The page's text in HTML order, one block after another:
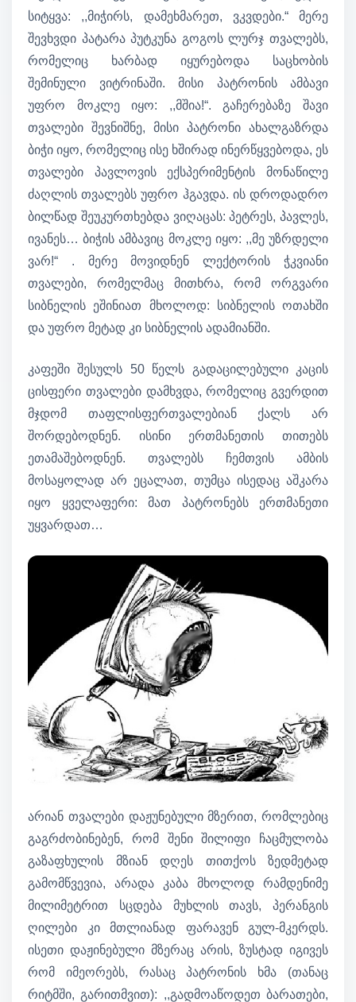
სიტყვა: ,,მიჭირს, დამეხმარეთ, ვკვდები.“ მერე
შევხვდი პატარა პუტკუნა გოგოს ლურჯ თვალებს,
რომელიც ხარბად იყურებოდა საცხობის
შემინული ვიტრინაში. მისი პატრონის ამბავი
უფრო მოკლე იყო: ,,მშია!“. გაჩერებაზე შავი
თვალები შევნიშნე, მისი პატრონი ახალგაზრდა
ბიჭი იყო, რომელიც ისე ხშირად ინერწყვებოდა, ეს
თვალები პავლოვის ექსპერიმენტის მონაწილე
ძაღლის თვალებს უფრო ჰგავდა. ის დროდადრო
ბილწად შეუკურთხებდა ვიღაცას: პეტრეს, პავლეს,
ივანეს… ბიჭის ამბავიც მოკლე იყო: ,,მე უზრდელი
ვარ!“ . მერე მოვიდნენ ლექტორის ჭკვიანი
თვალები, რომელმაც მითხრა, რომ ორგვარი
სიბნელის ეშინიათ მხოლოდ: სიბნელის ოთახში
და უფრო მეტად კი სიბნელის ადამიანში.
კაფეში შესულს 50 წელს გადაცილებული კაცის
ცისფერი თვალები დამხვდა, რომელიც გვერდით
მჯდომ თაფლისფერთვალებიან ქალს არ
შორდებოდნენ. ისინი ერთმანეთის თითებს
ეთამაშებოდნენ. თვალებს ჩემთვის ამბის
მოსაყოლად არ ეცალათ, თუმცა ისედაც აშკარა
იყო ყველაფერი: მათ პატრონებს ერთმანეთი
უყვარდათ…
არიან თვალები დაჟუნებული მზერით, რომლებიც
გაგრძობინებენ, რომ შენი შილიფი ჩაცმულობა
გაზაფხულის მზიან დღეს თითქოს ზედმეტად
გამომწვევია, არადა კაბა მხოლოდ რამდენიმე
მილიმეტრით სცდება მუხლის თავს, პერანგის
ღილები კი მთლიანად ფარავენ გულ-მკერდს.
ისეთი დაჟინებული მზერაც არის, ზუსტად იგივეს
რომ იმეორებს, რასაც პატრონის ხმა (თანაც
რიტმში, გარითმვით): ,,გადმოაწოდეთ ბარათები,